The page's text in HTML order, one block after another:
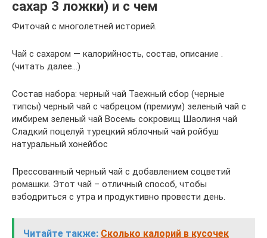
сахар 3 ложки) и с чем
Фиточай с многолетней историей.
Чай с сахаром — калорийность, состав, описание .
(читать далее…)
Состав набора: черный чай Таежный сбор (черные
типсы) черный чай с чабрецом (премиум) зеленый чай с
имбирем зеленый чай Восемь сокровищ Шаолиня чай
Сладкий поцелуй турецкий яблочный чай ройбуш
натуральный хонейбос
Прессованный черный чай с добавлением соцветий
ромашки. Этот чай – отличный способ, чтобы
взбодриться с утра и продуктивно провести день.
Читайте также: Сколько калорий в кусочек